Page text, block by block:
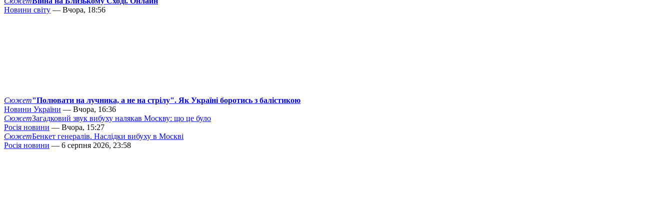
Новини світу — Вчора, 18:56
Сюжет"Полювати на лучника, а не на стрілу". Як Україні боротись з балістикою
Новини України — Вчора, 16:36
СюжетЗагадковий звук вибуху налякав Москву: що це було
Росія новини — Вчора, 15:27
СюжетБенкет генералів. Наслідки вибуху в Москві
Росія новини — 6 серпня 2026, 23:58